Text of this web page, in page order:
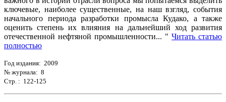
ключевые, наиболее существенные, на наш взгляд, события
начального периода разработки промысла Кудако, а также
оценить степень их влияния на дальнейший ход развития
отечественной нефтяной промышленности... " Читать статью
полностью
Год издания: 2009
№ журнала: 8
Стр. : 122-125